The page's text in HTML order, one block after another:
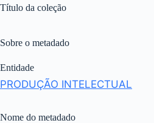
Título da coleção
Sobre o metadado
Entidade
PRODUÇÃO INTELECTUAL
Nome do metadado